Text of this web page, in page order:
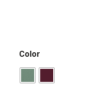
Color